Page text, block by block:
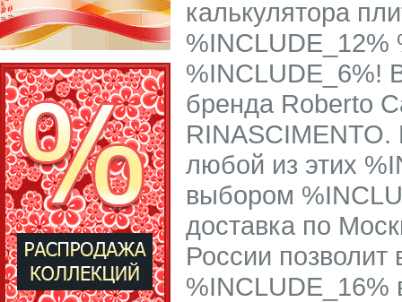
калькулятора
%INCLUDE_12%
%INCLUDE_6%!
бренда Roberto
любой из этих
выбором
доставка по
России
%INCLUDE_16%